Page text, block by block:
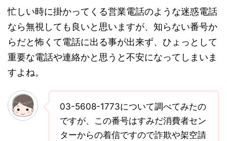
忙しい時に掛かってくる営業電話のような迷惑電話
なら無視しても良いと思いますが、知らない番号か
らだと怖くて電話に出る事が出来ず、ひょっとして
重要な電話や連絡かと思うと不安になってしまいま
すよね。
03-5608-1773について調べてみたの
ですが、この番号はすみだ消費者セン
ターからの着信ですので詐欺や架空請